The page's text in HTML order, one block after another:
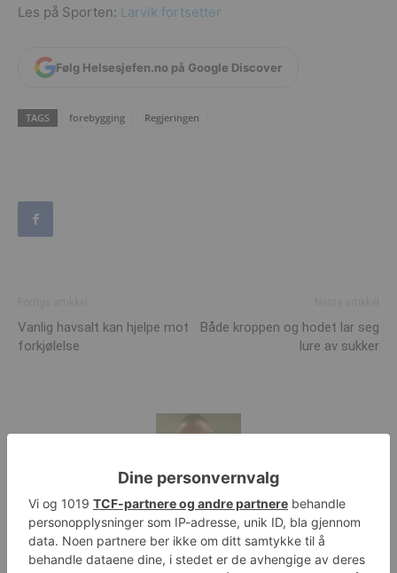
Les på Sporten: Larvik fortsetter
Følg Helsesjefen.no på Google Discover
TAGS forebygging Regjeringen
Vanlig havsalt kan hjelpe mot
forkjølelse
Både kroppen og hodet lar seg
lure av sukker
Michael Breines Oredam
http://www.helsesjefen.no